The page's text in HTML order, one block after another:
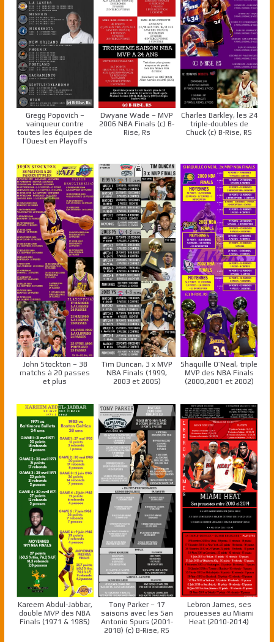
Gregg Popovich –
vainqueur contre
toutes les équipes de
l’Ouest en Playoffs
Dwyane Wade – MVP
2006 NBA Finals (c) B-
Rise, Rs
Charles Barkley, les 24
triple-doubles de
Chuck (c) B-Rise, RS
John Stockton – 38
matchs à 20 passes
et plus
Tim Duncan, 3 x MVP
NBA Finals (1999,
2003 et 2005)
Shaquille O’Neal, triple
MVP des NBA Finals
(2000,2001 et 2002)
Kareem Abdul-Jabbar,
double MVP des NBA
Finals (1971 & 1985)
Tony Parker – 17
saisons avec les San
Antonio Spurs (2001-
2018) (c) B-Rise, RS
Lebron James, ses
prouesses au Miami
Heat (2010-2014)